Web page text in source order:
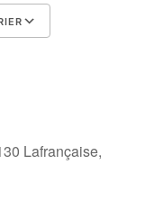
Lafrançaise,